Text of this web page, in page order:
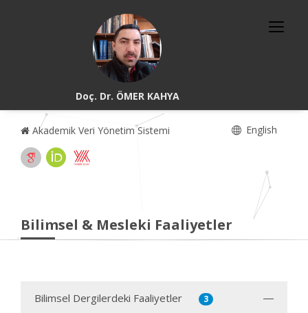
Doç. Dr. ÖMER KAHYA
Akademik Veri Yönetim Sistemi English
Bilimsel & Mesleki Faaliyetler
Bilimsel Dergilerdeki Faaliyetler 3